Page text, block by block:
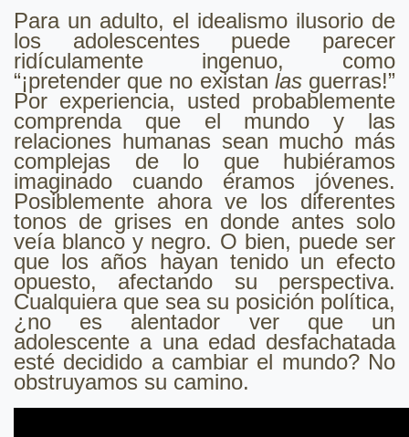
Para un adulto, el idealismo ilusorio de
los adolescentes puede parecer
ridículamente ingenuo, como
“¡pretender que no existan las guerras!”
Por experiencia, usted probablemente
comprenda que el mundo y las
relaciones humanas sean mucho más
complejas de lo que hubiéramos
imaginado cuando éramos jóvenes.
Posiblemente ahora ve los diferentes
tonos de grises en donde antes solo
veía blanco y negro. O bien, puede ser
que los años hayan tenido un efecto
opuesto, afectando su perspectiva.
Cualquiera que sea su posición política,
¿no es alentador ver que un
adolescente a una edad desfachatada
esté decidido a cambiar el mundo? No
obstruyamos su camino.